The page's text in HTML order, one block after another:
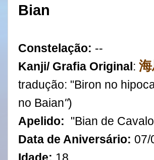
Bian
Constelação: --
Kanji/ Grafia Original :
tradução: "Biron no
no Baian")
Apelido: "Bian de
Data de Aniversário: 07/